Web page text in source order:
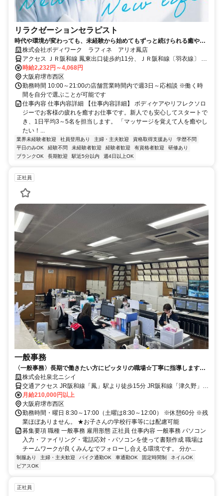
リラクゼーションセラピスト
時代や環境が変わっても、未経験から始めてもずっと続けられる癒やし
の仕事。手に職を身につけて、生き方を変えよう。
株式会社ボディワーク ラフィネ アリオ鳳店
アクセス ＪＲ阪和線 鳳東出口徒歩約11分、ＪＲ阪和線〔羽衣線〕 鳳
東出口徒歩約11分、ＪＲ阪和線 富木徒歩約11分 最寄駅：鳳駅
時給2,232円～4,068円
大阪府堺市西区
勤務時間 10:00～21:00の店舗営業時間内で週3日～応相談 ※働く時
間を自分で選ぶことが可能です
仕事内容 仕事内容詳細 【仕事内容詳細】 ボディケアやリフレクソロ
ジーでお客様の疲れを癒すお仕事です。新人でも安心してスタートで
き、1日平均3～5名を担当します。 「マッサージを覚えて人を癒やし
たい！...
業界未経験者歓迎 社員登用あり 主婦・主夫歓迎 資格取得支援あり
学歴不問
平日のみOK
経験不問 未経験者歓迎 経験者歓迎 有資格者歓迎
研修あり
ブランクOK
長期歓迎 駅近5分以内 週4日以上OK
正社員
一般事務
〈一般事務〉長期で働きたい方にピッタリの職場☆丁寧に指導します！
働きやすい環境で一緒に働きませんか！
株式会社泉北ニシイ
交通アクセス JR阪和線「鳳」駅より徒歩15分 JR阪和線「津久野」駅
より徒歩16分
月給210,000円以上
大阪府堺市西区
勤務時間・曜日 8:30～17:00（土曜は8:30～12:00） ※休憩60分 ※残
業ほぼありません。 ★お子さんの学校行事等には配慮可能
募集要項 職種 一般事務 雇用形態 正社員 仕事内容 一般事務 パソコン
入力・ファイリング・電話応対・パソコンを使って書類作成 職場は
チームワークが良くみんなでフォローし合える環境です。 分か...
制服あり 主婦・主夫歓迎 バイク通勤OK 車通勤OK 固定時間制
ネイルOK
ピアスOK
正社員